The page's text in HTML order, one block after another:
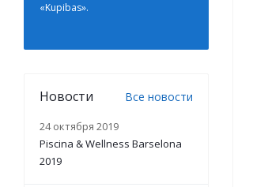
«Kupibas».
Новости Все новости
24 октября 2019
Piscina & Wellness Barselona
2019